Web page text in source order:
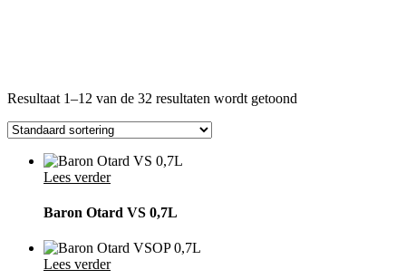
Resultaat 1–12 van de 32 resultaten wordt getoond
Lees verder
Baron Otard VS 0,7L
Lees verder